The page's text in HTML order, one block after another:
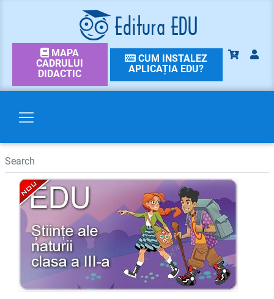
MAPA
CADRULUI
DIDACTIC
CUM INSTALEZ
APLICAȚIA EDU?